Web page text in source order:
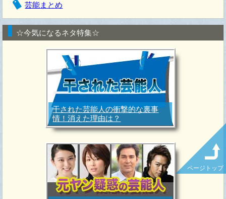
芸能まとめ
☆今気になるネタ特集☆
干された芸能人の衝撃的な裏事
情！消えた理由は？
ページトップ